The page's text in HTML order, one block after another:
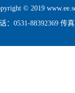
© 2019
：0531-88392369 传